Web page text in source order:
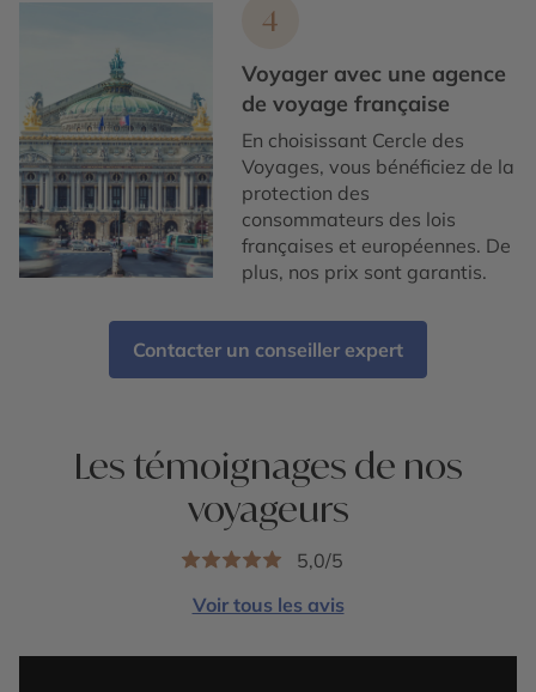
4
Voyager avec une agence
de voyage française
En choisissant Cercle des
Voyages, vous bénéficiez de la
protection des
consommateurs des lois
françaises et européennes. De
plus, nos prix sont garantis.
Contacter un conseiller expert
Les témoignages de nos
voyageurs
5,0/5
Voir tous les avis